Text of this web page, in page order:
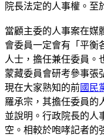
院長法定的人事權。至
當顧主委的人事案在媒
會委員一定會有「平衡
人士，擔任兼任委員。
蒙藏委員會研考參事張
現在大家熟知的前國民
羅承宗，其擔任委員的
並說明。行政院長的人
空。相較於咆哮記者的